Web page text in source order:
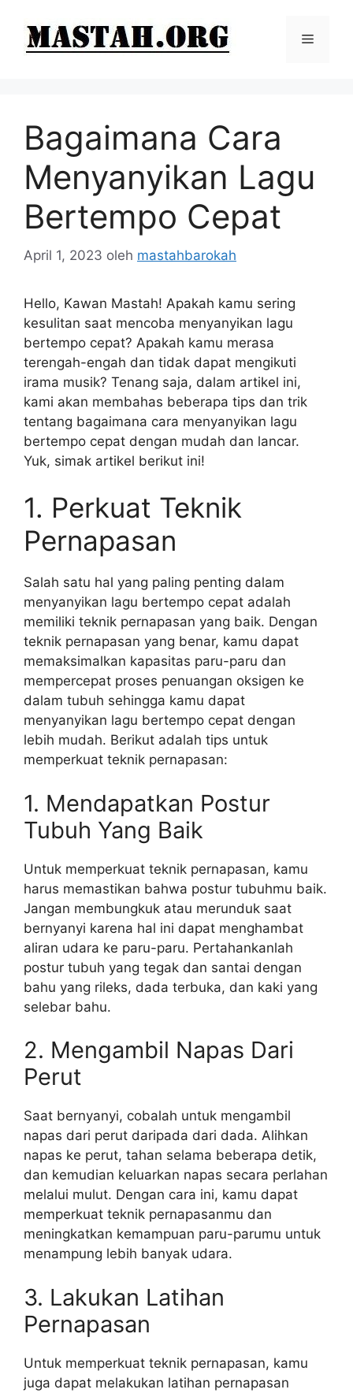
Menu
Bagaimana Cara
Menyanyikan Lagu
Bertempo Cepat
April 1, 2023 oleh mastahbarokah
Hello, Kawan Mastah! Apakah kamu sering
kesulitan saat mencoba menyanyikan lagu
bertempo cepat? Apakah kamu merasa
terengah-engah dan tidak dapat mengikuti
irama musik? Tenang saja, dalam artikel ini,
kami akan membahas beberapa tips dan trik
tentang bagaimana cara menyanyikan lagu
bertempo cepat dengan mudah dan lancar.
Yuk, simak artikel berikut ini!
1. Perkuat Teknik
Pernapasan
Salah satu hal yang paling penting dalam
menyanyikan lagu bertempo cepat adalah
memiliki teknik pernapasan yang baik. Dengan
teknik pernapasan yang benar, kamu dapat
memaksimalkan kapasitas paru-paru dan
mempercepat proses penuangan oksigen ke
dalam tubuh sehingga kamu dapat
menyanyikan lagu bertempo cepat dengan
lebih mudah. Berikut adalah tips untuk
memperkuat teknik pernapasan:
1. Mendapatkan Postur
Tubuh Yang Baik
Untuk memperkuat teknik pernapasan, kamu
harus memastikan bahwa postur tubuhmu baik.
Jangan membungkuk atau merunduk saat
bernyanyi karena hal ini dapat menghambat
aliran udara ke paru-paru. Pertahankanlah
postur tubuh yang tegak dan santai dengan
bahu yang rileks, dada terbuka, dan kaki yang
selebar bahu.
2. Mengambil Napas Dari
Perut
Saat bernyanyi, cobalah untuk mengambil
napas dari perut daripada dari dada. Alihkan
napas ke perut, tahan selama beberapa detik,
dan kemudian keluarkan napas secara perlahan
melalui mulut. Dengan cara ini, kamu dapat
memperkuat teknik pernapasanmu dan
meningkatkan kemampuan paru-parumu untuk
menampung lebih banyak udara.
3. Lakukan Latihan
Pernapasan
Untuk memperkuat teknik pernapasan, kamu
juga dapat melakukan latihan pernapasan